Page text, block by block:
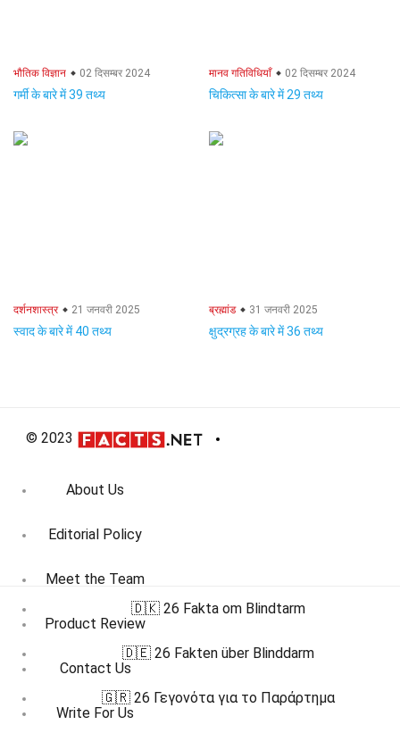
भौतिक विज्ञान 02 दिसम्बर 2024
गर्मी के बारे में 39 तथ्य
मानव गतिविधियाँ 02 दिसम्बर 2024
चिकित्सा के बारे में 29 तथ्य
दर्शनशास्त्र 21 जनवरी 2025
स्वाद के बारे में 40 तथ्य
ब्रह्मांड 31 जनवरी 2025
क्षुद्रग्रह के बारे में 36 तथ्य
© 2023
About Us
Editorial Policy
Meet the Team
Product Review
Contact Us
Write For Us
🇩🇰 26 Fakta om Blindtarm
🇩🇪 26 Fakten über Blinddarm
🇬🇷 26 Γεγονότα για το Παράρτημα